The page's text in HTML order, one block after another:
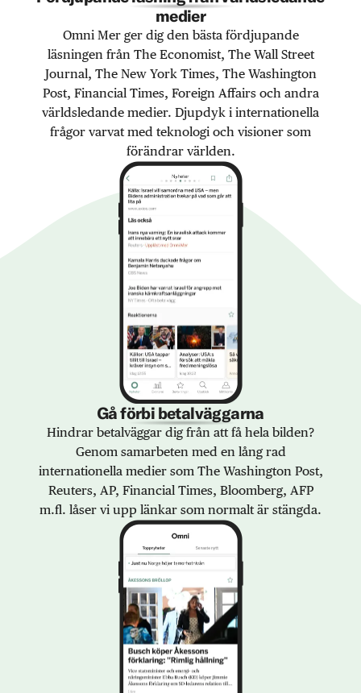
medier
Omni Mer ger dig den bästa fördjupande
läsningen från The Economist, The Wall Street
Journal, The New York Times, The Washington
Post, Financial Times, Foreign Affairs och andra
världsledande medier. Djupdyk i internationella
frågor varvat med teknologi och visioner som
förändrar världen.
Gå förbi betalväggarna
Hindrar betalväggar dig från att få hela bilden?
Genom samarbeten med en lång rad
internationella medier som The Washington Post,
Reuters, AP, Financial Times, Bloomberg, AFP
m.fl. låser vi upp länkar som normalt är stängda.